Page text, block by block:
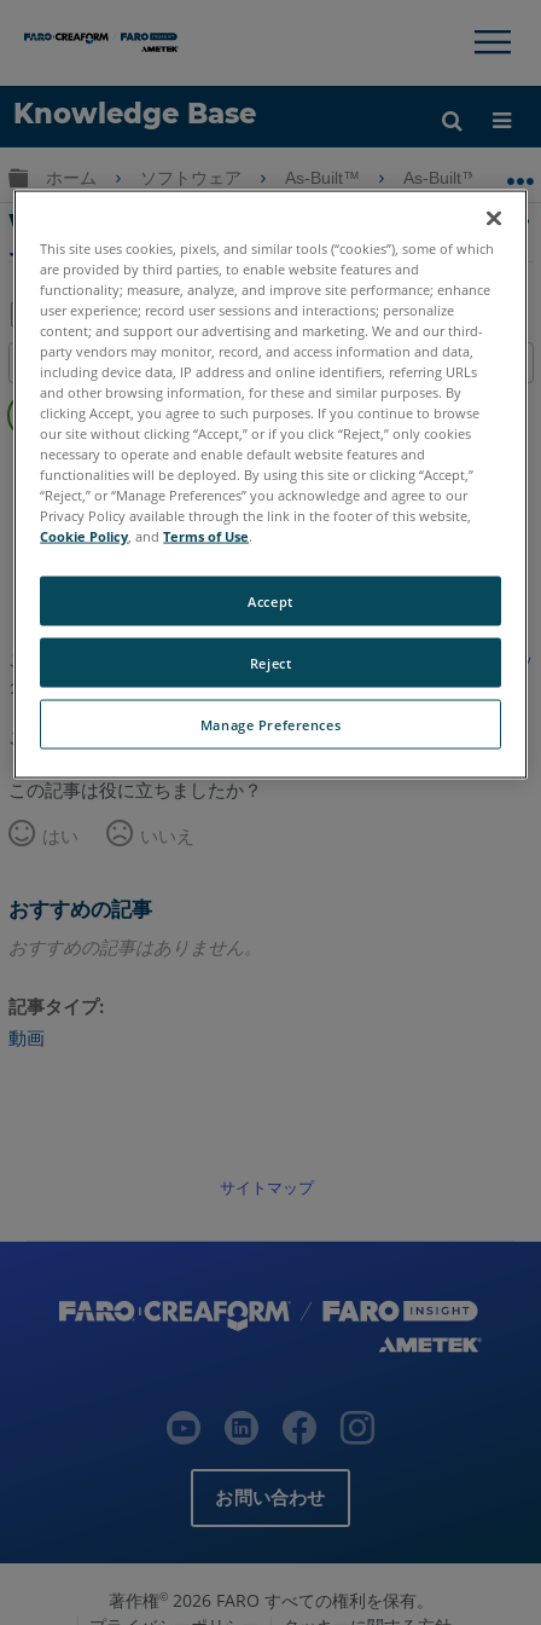
Knowledge Base
言語
ヘルプ サインイン
×
グローバル階層を展開/折りたたむ
ホーム ソフトウェア As-Built™ As-Built™ for
Webinar- As-Builtのモデリングパイプとビー
ムのためのツール-一般的な紹介
PDF
と
し
て
目次
ヘ
ッ
ー
し
As-Built AutoCAD
英語
この記事は翻訳されていません。英語版を見るにはここをクリッ
クしてください。
このページのトップへ
この記事は役に立ちましたか？
はい
いいえ
おすすめの記事
おすすめの記事はありません。
記事タイプ
動画
サイトマップ
お問い合わせ
著作権©2026 FARO すべての権利を保有。
This site uses cookies, pixels, and similar tools (“cookies”), some of which
are provided by third parties, to enable website features and
functionality; measure, analyze, and improve site performance; enhance
user experience; record user sessions and interactions; personalize
content; and support our advertising and marketing. We and our third-
party vendors may monitor, record, and access information and data,
including device data, IP address and online identifiers, referring URLs
and other browsing information, for these and similar purposes. By
clicking Accept, you agree to such purposes. If you continue to browse
our site without clicking “Accept,” or if you click “Reject,” only cookies
necessary to operate and enable default website features and
functionalities will be deployed. By using this site or clicking “Accept,”
“Reject,” or “Manage Preferences” you acknowledge and agree to our
Privacy Policy available through the link in the footer of this website,
Cookie Policy , andTerms of Use.
Manage Preferences
Reject
Accept